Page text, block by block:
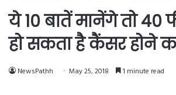
ये 10 बातें मानेंगे तो 40
हो सकता है कैंसर होने
NewsPathh May 25, 2018 1 minute read